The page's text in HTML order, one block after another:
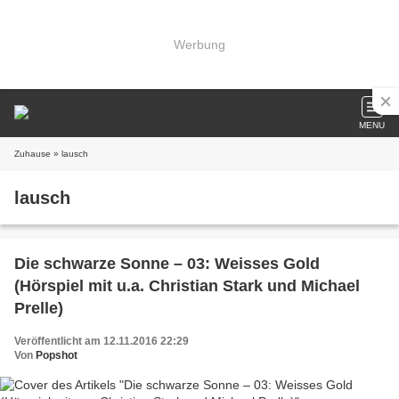
Werbung
MENU
Zuhause » lausch
lausch
Die schwarze Sonne – 03: Weisses Gold
(Hörspiel mit u.a. Christian Stark und Michael
Prelle)
Veröffentlicht am 12.11.2016 22:29
Von Popshot